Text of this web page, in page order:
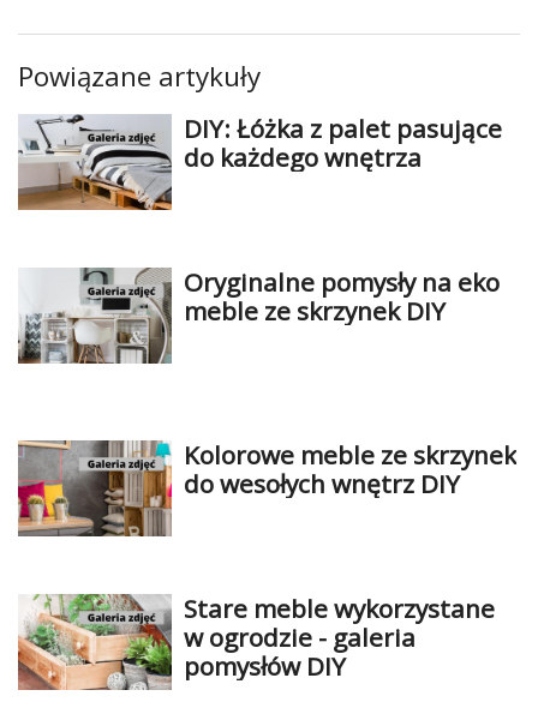
Dziecko
Biżuteria
W
15
Soutache
Zabawki
Filc
Malarstwo
i
Modelina
Najlepsze
Powiązane artykuły
DIY: Łóżka z palet pasujące
do każdego wnętrza
Oryginalne pomysły na eko
meble ze skrzynek DIY
Kolorowe meble ze skrzynek
do wesołych wnętrz DIY
Stare meble wykorzystane
w ogrodzie - galeria
pomysłów DIY